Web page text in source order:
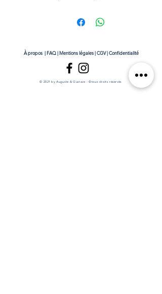
À propos| FAQ|Mentions légales|CGV|Confidentialité
© 2021 by Auguste & Gustave - ©tous droits réservés